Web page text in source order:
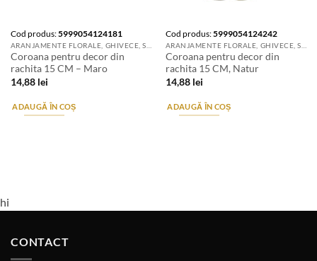
Cod produs:5999054124181
Coroana pentru decor din
rachita 15 CM – Maro
14,88 lei
ADAUGĂ ÎN COȘ
Cod produs:5999054124242
Coroana pentru decor din
rachita 15 CM, Natur
14,88 lei
ADAUGĂ ÎN COȘ
hi
CONTACT